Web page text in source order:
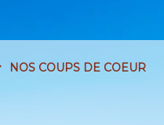
NOS COUPS DE COEUR